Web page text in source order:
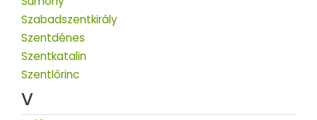
Szabadszentkirály
Szentdénes
Szentkatalin
Szentlőrinc
V